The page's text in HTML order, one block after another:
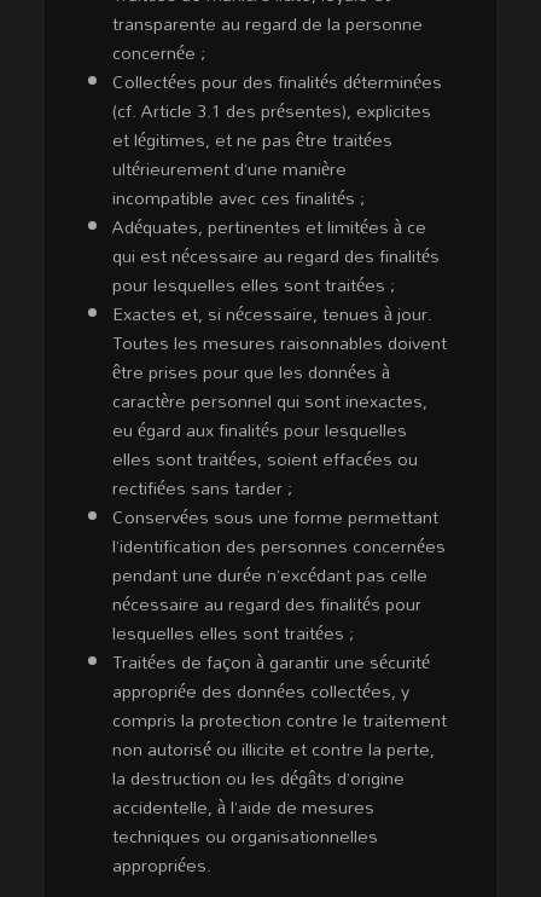
transparente au regard de la personne
concernée ;
Collectées pour des finalités déterminées
(cf. Article 3.1 des présentes), explicites
et légitimes, et ne pas être traitées
ultérieurement d’une manière
incompatible avec ces finalités ;
Adéquates, pertinentes et limitées à ce
qui est nécessaire au regard des finalités
pour lesquelles elles sont traitées ;
Exactes et, si nécessaire, tenues à jour.
Toutes les mesures raisonnables doivent
être prises pour que les données à
caractère personnel qui sont inexactes,
eu égard aux finalités pour lesquelles
elles sont traitées, soient effacées ou
rectifiées sans tarder ;
Conservées sous une forme permettant
l’identification des personnes concernées
pendant une durée n’excédant pas celle
nécessaire au regard des finalités pour
lesquelles elles sont traitées ;
Traitées de façon à garantir une sécurité
appropriée des données collectées, y
compris la protection contre le traitement
non autorisé ou illicite et contre la perte,
la destruction ou les dégâts d’origine
accidentelle, à l’aide de mesures
techniques ou organisationnelles
appropriées.